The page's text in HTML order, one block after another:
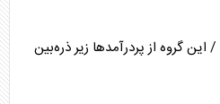
این گروه از پردرآمد‌ها زیر ذره‌بین